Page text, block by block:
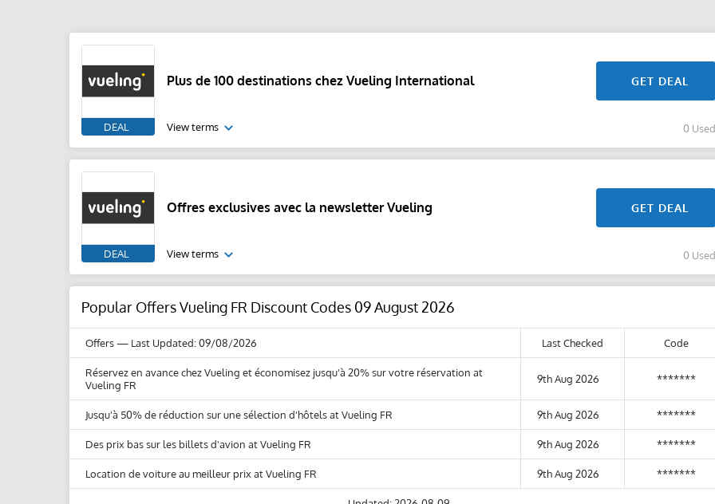
DEAL
Plus de 100 destinations chez Vueling International GET DEAL
View terms 0 Used
DEAL
Offres exclusives avec la newsletter Vueling GET DEAL
View terms 0 Used
Popular Offers Vueling FR Discount Codes 09 August 2026
Offers— Last Updated: 09/08/2026 Last Checked Code
Réservez en avance chez Vueling et économisez jusqu'à 20% sur votre réservation at
Vueling FR
9th Aug 2026 *******
Jusqu'à 50% de réduction sur une sélection d'hôtels at Vueling FR 9th Aug 2026 *******
Des prix bas sur les billets d'avion at Vueling FR 9th Aug 2026 *******
Location de voiture au meilleur prix at Vueling FR 9th Aug 2026 *******